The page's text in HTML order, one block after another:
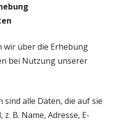
wir über die Erhebung
bei Nutzung unserer
alle Daten, die auf sie
B. Name, Adresse, E-